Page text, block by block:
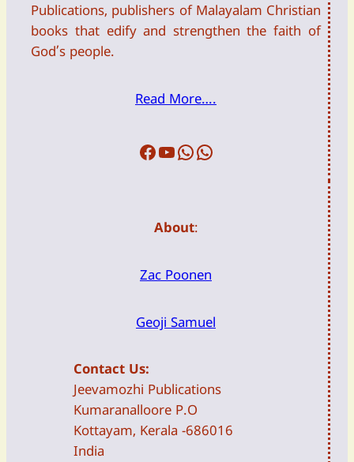
Publications, publishers of Malayalam Christian
books that edify and strengthen the faith of
God’s people.
Read More….
Facebook Youtube WFTWDailyDevotion
About:
Zac Poonen
Geoji Samuel
Contact Us:
Jeevamozhi Publications
Kumaranalloore P.O
Kottayam, Kerala -686016
India